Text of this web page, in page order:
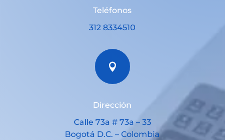
Teléfonos
312 8334510

Dirección
Calle 73a # 73a – 33
Bogotá D.C. – Colombia